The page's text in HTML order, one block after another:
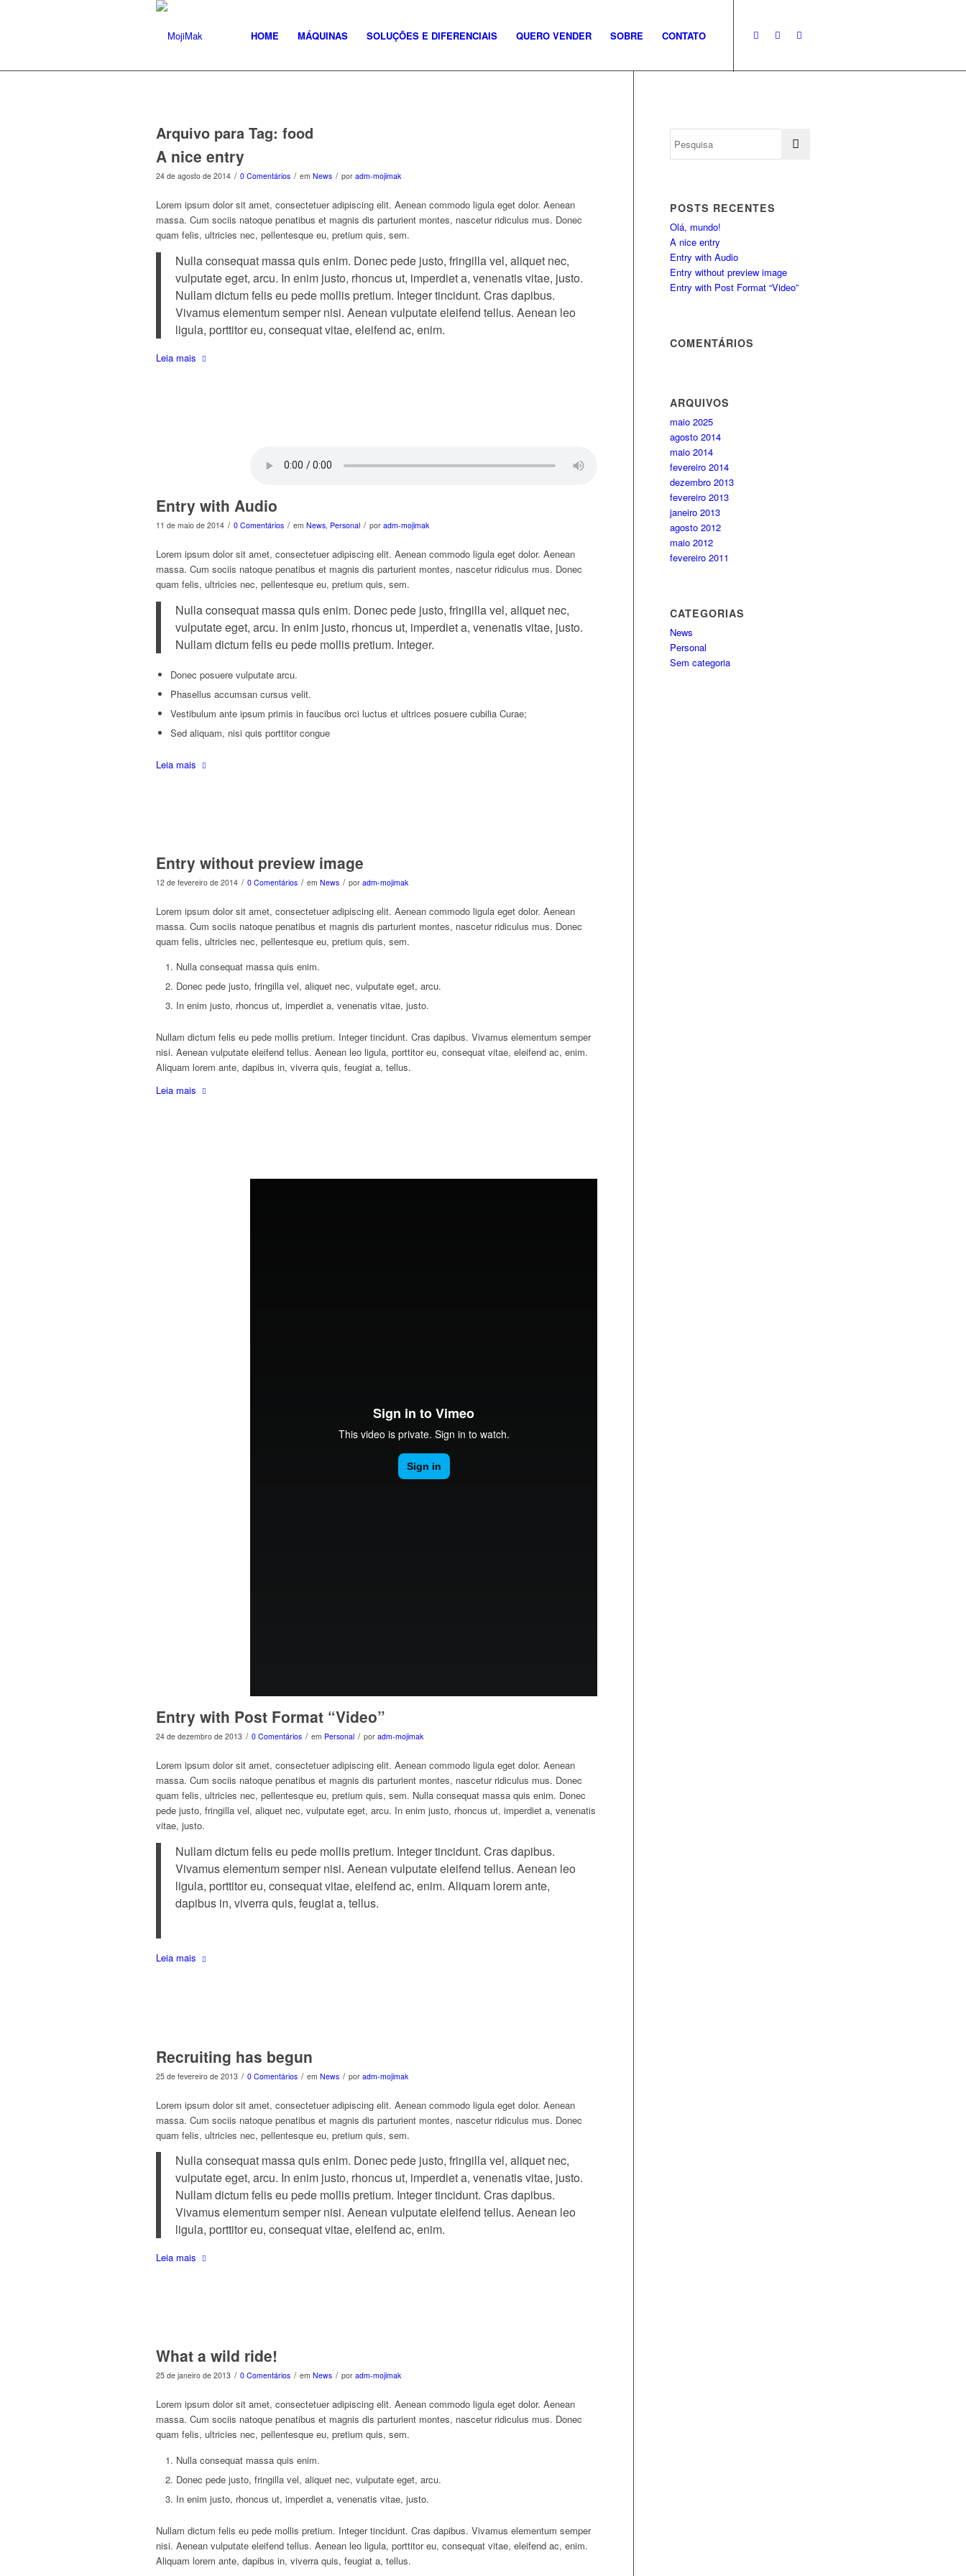
HOME MÁQUINAS SOLUÇÕES E DIFERENCIAIS QUERO VENDER SOBRE CONTATO
Arquivo para Tag: food
A nice entry
24 de agosto de 2014 / 0 Comentários / em News / por adm-mojimak
Lorem ipsum dolor sit amet, consectetuer adipiscing elit. Aenean commodo ligula eget dolor. Aenean
massa. Cum sociis natoque penatibus et magnis dis parturient montes, nascetur ridiculus mus. Donec
quam felis, ultricies nec, pellentesque eu, pretium quis, sem.
Nulla consequat massa quis enim. Donec pede justo, fringilla vel, aliquet nec,
vulputate eget, arcu. In enim justo, rhoncus ut, imperdiet a, venenatis vitae, justo.
Nullam dictum felis eu pede mollis pretium. Integer tincidunt. Cras dapibus.
Vivamus elementum semper nisi. Aenean vulputate eleifend tellus. Aenean leo
ligula, porttitor eu, consequat vitae, eleifend ac, enim.
Leia mais
Entry with Audio
11 de maio de 2014 / 0 Comentários / em News Personal / por adm-mojimak
Lorem ipsum dolor sit amet, consectetuer adipiscing elit. Aenean commodo ligula eget dolor. Aenean
massa. Cum sociis natoque penatibus et magnis dis parturient montes, nascetur ridiculus mus. Donec
quam felis, ultricies nec, pellentesque eu, pretium quis, sem.
Nulla consequat massa quis enim. Donec pede justo, fringilla vel, aliquet nec,
vulputate eget, arcu. In enim justo, rhoncus ut, imperdiet a, venenatis vitae, justo.
Nullam dictum felis eu pede mollis pretium. Integer.
Donec posuere vulputate arcu.
Phasellus accumsan cursus velit.
Vestibulum ante ipsum primis in faucibus orci luctus et ultrices posuere cubilia Curae;
Sed aliquam, nisi quis porttitor congue
Leia mais
Entry without preview image
12 de fevereiro de 2014 / 0 Comentários / em News / por adm-mojimak
Lorem ipsum dolor sit amet, consectetuer adipiscing elit. Aenean commodo ligula eget dolor. Aenean
massa. Cum sociis natoque penatibus et magnis dis parturient montes, nascetur ridiculus mus. Donec
quam felis, ultricies nec, pellentesque eu, pretium quis, sem.
Nulla consequat massa quis enim.
Donec pede justo, fringilla vel, aliquet nec, vulputate eget, arcu.
In enim justo, rhoncus ut, imperdiet a, venenatis vitae, justo.
Nullam dictum felis eu pede mollis pretium. Integer tincidunt. Cras dapibus. Vivamus elementum semper
nisi. Aenean vulputate eleifend tellus. Aenean leo ligula, porttitor eu, consequat vitae, eleifend ac, enim.
Aliquam lorem ante, dapibus in, viverra quis, feugiat a, tellus.
Leia mais
Entry with Post Format “Video”
24 de dezembro de 2013 / 0 Comentários / em Personal / por adm-mojimak
Lorem ipsum dolor sit amet, consectetuer adipiscing elit. Aenean commodo ligula eget dolor. Aenean
massa. Cum sociis natoque penatibus et magnis dis parturient montes, nascetur ridiculus mus. Donec
quam felis, ultricies nec, pellentesque eu, pretium quis, sem. Nulla consequat massa quis enim. Donec
pede justo, fringilla vel, aliquet nec, vulputate eget, arcu. In enim justo, rhoncus ut, imperdiet a, venenatis
vitae, justo.
Nullam dictum felis eu pede mollis pretium. Integer tincidunt. Cras dapibus.
Vivamus elementum semper nisi. Aenean vulputate eleifend tellus. Aenean leo
ligula, porttitor eu, consequat vitae, eleifend ac, enim. Aliquam lorem ante,
dapibus in, viverra quis, feugiat a, tellus.
Leia mais
Recruiting has begun
25 de fevereiro de 2013 / 0 Comentários / em News / por adm-mojimak
Lorem ipsum dolor sit amet, consectetuer adipiscing elit. Aenean commodo ligula eget dolor. Aenean
massa. Cum sociis natoque penatibus et magnis dis parturient montes, nascetur ridiculus mus. Donec
quam felis, ultricies nec, pellentesque eu, pretium quis, sem.
Nulla consequat massa quis enim. Donec pede justo, fringilla vel, aliquet nec,
vulputate eget, arcu. In enim justo, rhoncus ut, imperdiet a, venenatis vitae, justo.
Nullam dictum felis eu pede mollis pretium. Integer tincidunt. Cras dapibus.
Vivamus elementum semper nisi. Aenean vulputate eleifend tellus. Aenean leo
ligula, porttitor eu, consequat vitae, eleifend ac, enim.
Leia mais
What a wild ride!
25 de janeiro de 2013 / 0 Comentários / em News / por adm-mojimak
Lorem ipsum dolor sit amet, consectetuer adipiscing elit. Aenean commodo ligula eget dolor. Aenean
massa. Cum sociis natoque penatibus et magnis dis parturient montes, nascetur ridiculus mus. Donec
quam felis, ultricies nec, pellentesque eu, pretium quis, sem.
Nulla consequat massa quis enim.
Donec pede justo, fringilla vel, aliquet nec, vulputate eget, arcu.
In enim justo, rhoncus ut, imperdiet a, venenatis vitae, justo.
Nullam dictum felis eu pede mollis pretium. Integer tincidunt. Cras dapibus. Vivamus elementum semper
nisi. Aenean vulputate eleifend tellus. Aenean leo ligula, porttitor eu, consequat vitae, eleifend ac, enim.
Aliquam lorem ante, dapibus in, viverra quis, feugiat a, tellus.
POSTS RECENTES
Olá, mundo!
A nice entry
Entry with Audio
Entry without preview image
Entry with Post Format “Video”
COMENTÁRIOS
ARQUIVOS
maio 2025
agosto 2014
maio 2014
fevereiro 2014
dezembro 2013
fevereiro 2013
janeiro 2013
agosto 2012
maio 2012
fevereiro 2011
CATEGORIAS
News
Personal
Sem categoria